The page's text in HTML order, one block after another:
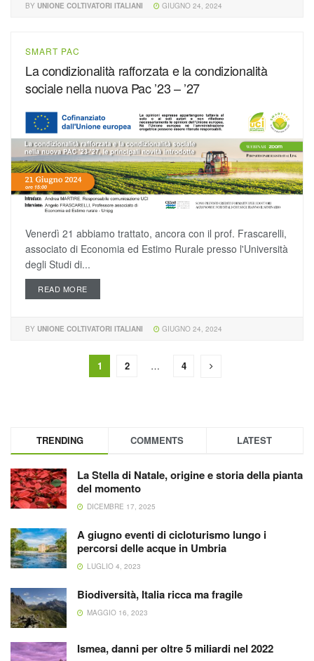
BY UNIONE COLTIVATORI ITALIANI GIUGNO 24, 2024
SMART PAC
La condizionalità rafforzata e la condizionalità
sociale nella nuova Pac ’23 – ’27
Venerdì 21 abbiamo trattato, ancora con il prof. Frascarelli,
associato di Economia ed Estimo Rurale presso l'Università
degli Studi di...
READ MORE
BY UNIONE COLTIVATORI ITALIANI GIUGNO 24, 2024
1 2 … 4
TRENDING COMMENTS LATEST
La Stella di Natale, origine e storia della pianta
del momento
DICEMBRE 17, 2025
A giugno eventi di cicloturismo lungo i
percorsi delle acque in Umbria
LUGLIO 4, 2023
Biodiversità, Italia ricca ma fragile
MAGGIO 16, 2023
Ismea, danni per oltre 5 miliardi nel 2022